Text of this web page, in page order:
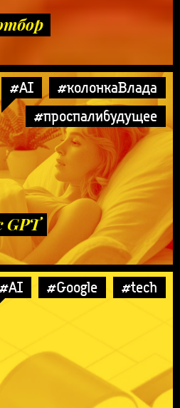
#AI
#колонкаВлада
#проспалибудущее
GPT
#AI #Google #tech